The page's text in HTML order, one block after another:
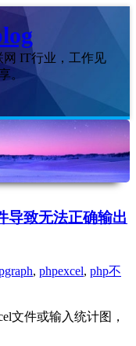
IT行业，工作见
。
导致无法正确输出
, phpexcel, php不
文件或输入统计图，